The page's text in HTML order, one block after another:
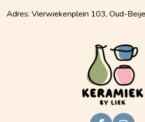
Adres: Vierwiekenplein 103, Oud-